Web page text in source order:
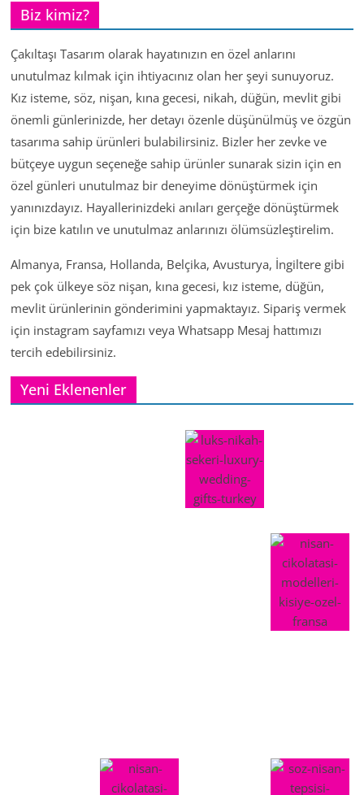
Biz kimiz?
Çakıltaşı Tasarım olarak hayatınızın en özel anlarını
unutulmaz kılmak için ihtiyacınız olan her şeyi sunuyoruz.
Kız isteme, söz, nişan, kına gecesi, nikah, düğün, mevlit gibi
önemli günlerinizde, her detayı özenle düşünülmüş ve özgün
tasarıma sahip ürünleri bulabilirsiniz. Bizler her zevke ve
bütçeye uygun seçeneğe sahip ürünler sunarak sizin için en
özel günleri unutulmaz bir deneyime dönüştürmek için
yanınızdayız. Hayallerinizdeki anıları gerçeğe dönüştürmek
için bize katılın ve unutulmaz anlarınızı ölümsüzleştirelim.
Almanya, Fransa, Hollanda, Belçika, Avusturya, İngiltere gibi
pek çok ülkeye söz nişan, kına gecesi, kız isteme, düğün,
mevlit ürünlerinin gönderimini yapmaktayız. Sipariş vermek
için instagram sayfamızı veya Whatsapp Mesaj hattımızı
tercih edebilirsiniz.
Yeni Eklenenler